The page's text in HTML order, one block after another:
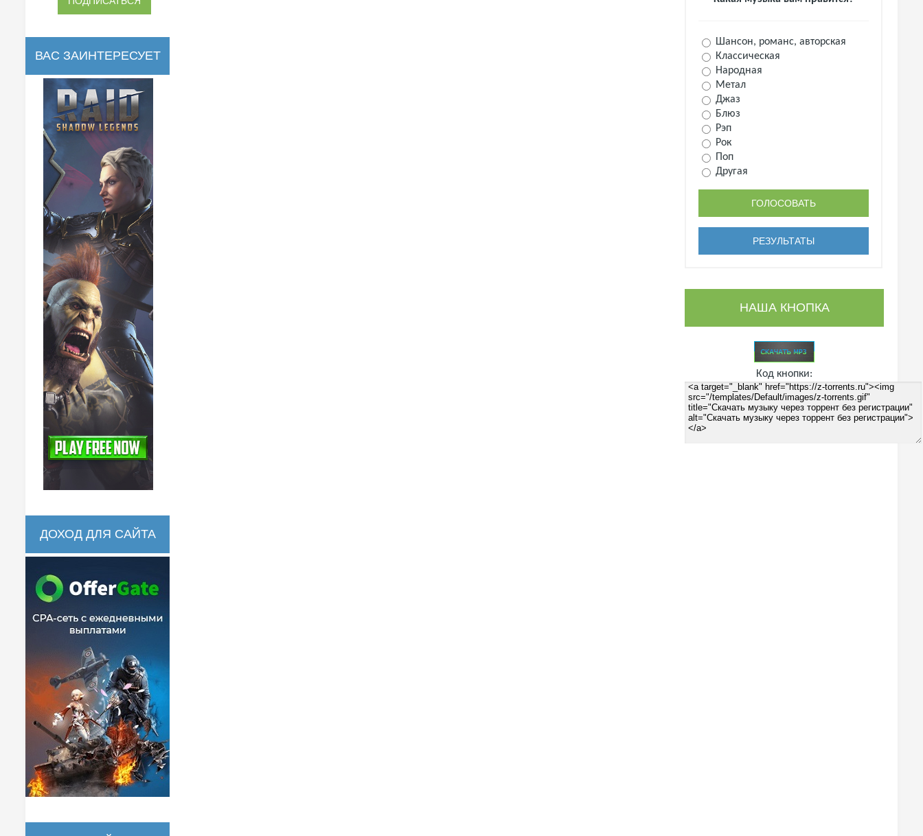
ВАС ЗАИНТЕРЕСУЕТ
ДОХОД ДЛЯ САЙТА
Шансон, романс, авторская
Классическая
Народная
Метал
Джаз
Блюз
Рэп
Рок
Поп
Другая
НАША КНОПКА
Код кнопки: